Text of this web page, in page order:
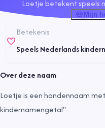
Loetje betekent speels
Mijn
Betekenis
Speels Nederlands
Over deze naam
Loetje is een hondennaam
kindernamengetal".